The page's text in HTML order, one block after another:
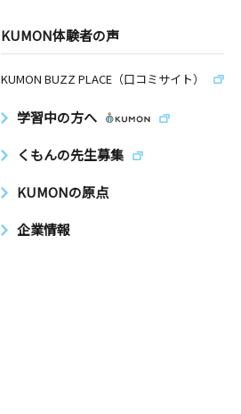
KUMON体験者の声
KUMON BUZZ PLACE（口コミサイト）
学習中の方へ
くもんの先生募集
KUMONの原点
企業情報